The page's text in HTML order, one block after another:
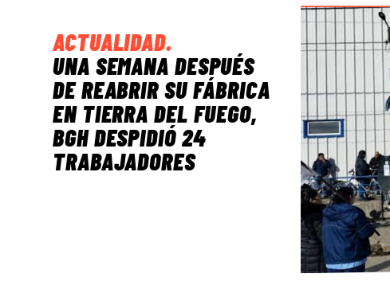
ACTUALIDAD.
UNA SEMANA DESPUÉS
DE REABRIR SU FÁBRICA
EN TIERRA DEL FUEGO,
BGH DESPIDIÓ 24
TRABAJADORES